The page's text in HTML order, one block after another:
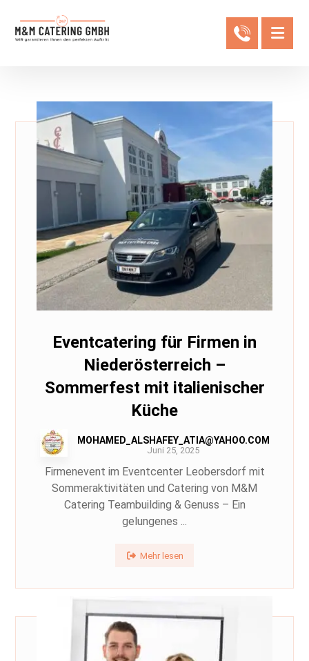
Eventcatering für Firmen in
Niederösterreich –
Sommerfest mit italienischer
Küche
MOHAMED_ALSHAFEY_ATIA@YAHOO.COM
Juni 25, 2025
Firmenevent im Eventcenter Leobersdorf mit
Sommeraktivitäten und Catering von M&M
Catering Teambuilding & Genuss – Ein
gelungenes ...
Mehr lesen